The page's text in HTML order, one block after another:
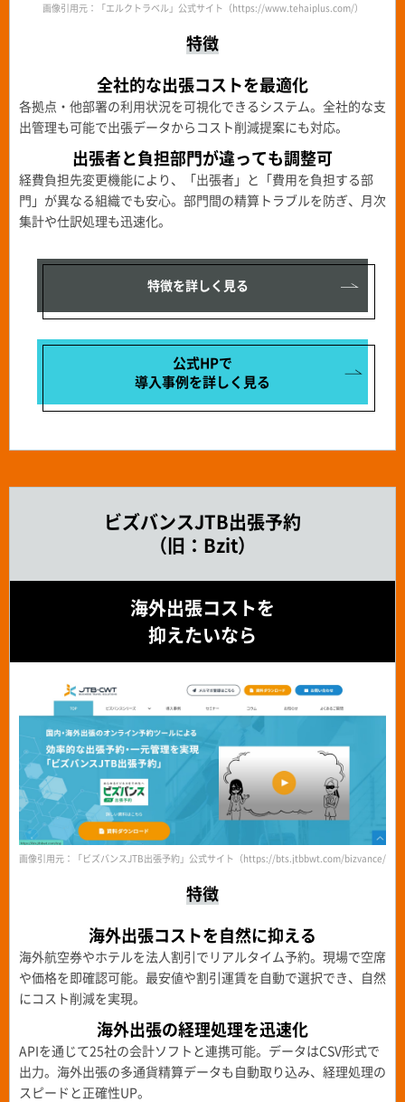
画像引用元：「エルクトラベル」公式サイト（https://www.tehaiplus.com/）
特徴
全社的な出張コストを最適化
各拠点・他部署の利用状況を可視化できるシステム。全社的な支
出管理も可能で出張データからコスト削減提案にも対応。
出張者と負担部門が違っても調整可
経費負担先変更機能により、「出張者」と「費用を負担する部
門」が異なる組織でも安心。部門間の精算トラブルを防ぎ、月次
集計や仕訳処理も迅速化。
特徴を詳しく見る
公式HPで
導入事例を詳しく見る
ビズバンスJTB出張予約
（旧：Bzit）
海外出張コストを
抑えたいなら
画像引用元：「ビズバンスJTB出張予約」公式サイト（https://bts.jtbbwt.com/bizvance/
特徴
海外出張コストを自然に抑える
海外航空券やホテルを法人割引でリアルタイム予約。現場で空席
や価格を即確認可能。最安値や割引運賃を自動で選択でき、自然
にコスト削減を実現。
海外出張の経理処理を迅速化
APIを通じて25社の会計ソフトと連携可能。データはCSV形式で
出力。海外出張の多通貨精算データも自動取り込み、経理処理の
スピードと正確性UP。